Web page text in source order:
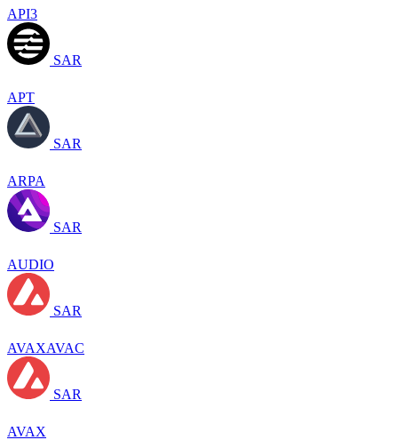
API3
SAR
APT
SAR
ARPA
SAR
AUDIO
SAR
AVAXAVAC
SAR
AVAX